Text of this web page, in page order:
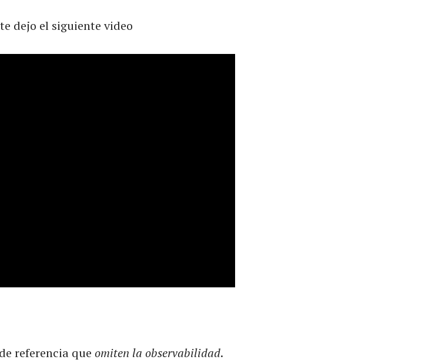
dejo el siguiente video
de referencia que omiten la observabilidad.